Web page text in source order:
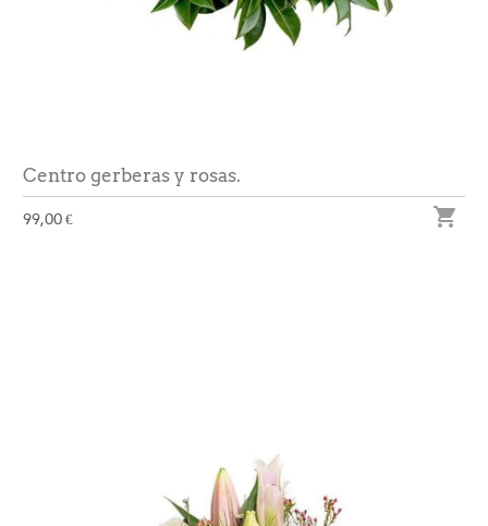
Centro gerberas y rosas.
99,00 € 